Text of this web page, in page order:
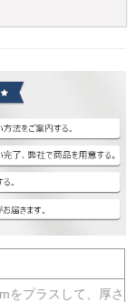
をプラスして、厚さ